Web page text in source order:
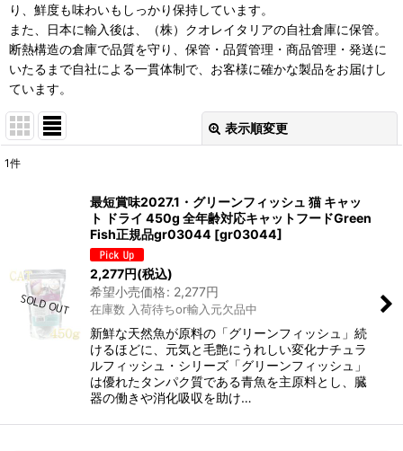
り、鮮度も味わいもしっかり保持しています。
また、日本に輸入後は、（株）クオレイタリアの自社倉庫に保管。
断熱構造の倉庫で品質を守り、保管・品質管理・商品管理・発送に
いたるまで自社による一貫体制で、お客様に確かな製品をお届けし
ています。
表示順変更
絞り込む
1件
最短賞味2027.1・グリーンフィッシュ 猫 キャッ
ト ドライ 450g 全年齢対応キャットフードGreen
Fish正規品gr03044 [gr03044]
2,277円(税込)
希望小売価格: 2,277円
在庫数 入荷待ちor輸入元欠品中
新鮮な天然魚が原料の「グリーンフィッシュ」続
けるほどに、元気と毛艶にうれしい変化ナチュラ
ルフィッシュ・シリーズ「グリーンフィッシュ」
は優れたタンパク質である青魚を主原料とし、臓
器の働きや消化吸収を助け…